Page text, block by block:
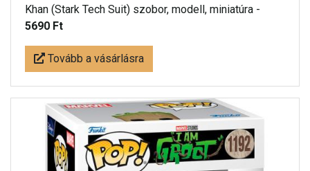
Khan (Stark Tech Suit) szobor, modell, miniatúra -
5690 Ft
Tovább a vásárlásra